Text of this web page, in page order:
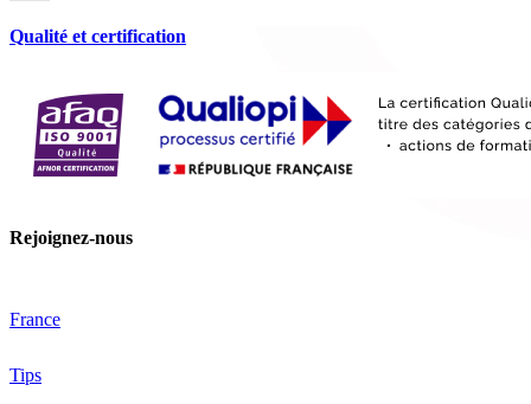
Qualité et certification
Rejoignez-nous
France
Tips